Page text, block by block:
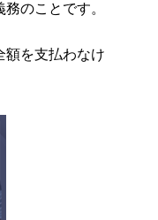
のことです。
額を支払わなけ